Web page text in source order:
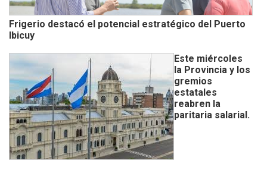
Frigerio destacó el potencial estratégico del Puerto
Ibicuy
Este miércoles
la Provincia y los
gremios
estatales
reabren la
paritaria salarial.